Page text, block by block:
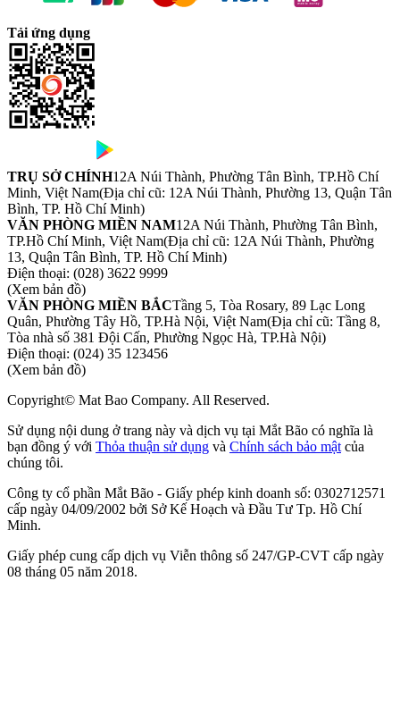
Tải ứng dụng
TRỤ SỞ CHÍNH12A Núi Thành, Phường Tân Bình, TP.Hồ Chí
Minh, Việt Nam(Địa chỉ cũ: 12A Núi Thành, Phường 13, Quận Tân
Bình, TP. Hồ Chí Minh)
VĂN PHÒNG MIỀN NAM12A Núi Thành, Phường Tân Bình,
TP.Hồ Chí Minh, Việt Nam(Địa chỉ cũ: 12A Núi Thành, Phường
13, Quận Tân Bình, TP. Hồ Chí Minh)
Điện thoại: (028) 3622 9999
(Xem bản đồ)
VĂN PHÒNG MIỀN BẮCTầng 5, Tòa Rosary, 89 Lạc Long
Quân, Phường Tây Hồ, TP.Hà Nội, Việt Nam(Địa chỉ cũ: Tầng 8,
Tòa nhà số 381 Đội Cấn, Phường Ngọc Hà, TP.Hà Nội)
Điện thoại: (024) 35 123456
(Xem bản đồ)
Copyright© Mat Bao Company. All Reserved.
Sử dụng nội dung ở trang này và dịch vụ tại Mắt Bão có nghĩa là
bạn đồng ý với Thỏa thuận sử dụng và Chính sách bảo mậtcủa
chúng tôi.
Công ty cổ phần Mắt Bão - Giấy phép kinh doanh số: 0302712571
cấp ngày 04/09/2002 bởi Sở Kế Hoạch và Đầu Tư Tp. Hồ Chí
Minh.
Giấy phép cung cấp dịch vụ Viễn thông số 247/GP-CVT cấp ngày
08 tháng 05 năm 2018.